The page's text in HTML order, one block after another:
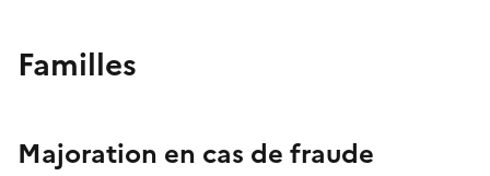
Familles
Majoration en cas de fraude